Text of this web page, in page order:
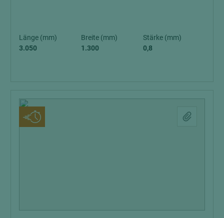
Länge (mm)
3.050
Breite (mm)
1.300
Stärke (mm)
0,8